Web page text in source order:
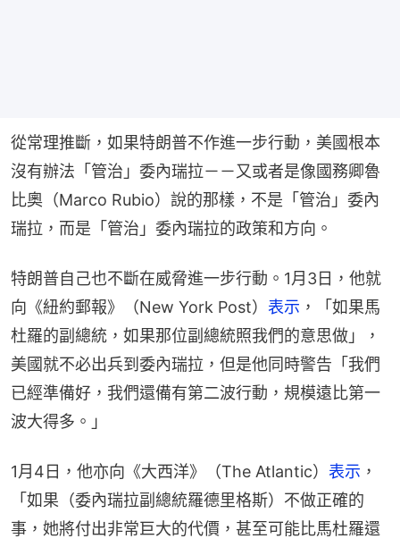
從常理推斷，如果特朗普不作進一步行動，美國根本
沒有辦法「管治」委內瑞拉－－又或者是像國務卿魯
比奧（Marco Rubio）說的那樣，不是「管治」委內
瑞拉，而是「管治」委內瑞拉的政策和方向。
特朗普自己也不斷在威脅進一步行動。1月3日，他就
向《紐約郵報》（New York Post） 表示 ，「如果馬
杜羅的副總統，如果那位副總統照我們的意思做」，
美國就不必出兵到委內瑞拉，但是他同時警告「我們
已經準備好，我們還備有第二波行動，規模遠比第一
波大得多。」
1月4日，他亦向《大西洋》（The Atlantic） 表示 ，
「如果（委內瑞拉副總統羅德里格斯）不做正確的
事，她將付出非常巨大的代價，甚至可能比馬杜羅還